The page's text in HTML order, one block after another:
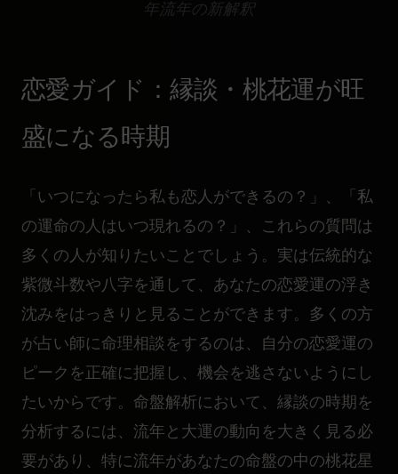
年流年の新解釈
恋愛ガイド：縁談・桃花運が旺
盛になる時期
「いつになったら私も恋人ができるの？」、「私
の運命の人はいつ現れるの？」、これらの質問は
多くの人が知りたいことでしょう。実は伝統的な
紫微斗数や八字を通して、あなたの恋愛運の浮き
沈みをはっきりと見ることができます。多くの方
が占い師に命理相談をするのは、自分の恋愛運の
ピークを正確に把握し、機会を逃さないようにし
たいからです。命盤解析において、縁談の時期を
分析するには、流年と大運の動向を大きく見る必
要があり、特に流年があなたの命盤の中の桃花星